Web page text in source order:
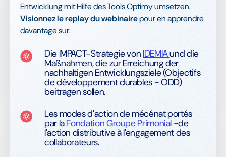
Entwicklung mit Hilfe des Tools Optimy umsetzen.
Visionnez le replay du webinairepour en apprendre
davantage sur:
Die IMPACT-Strategie von IDEMIAund die
Maßnahmen, die zur Erreichung der
nachhaltigen Entwicklungsziele (Objectifs
de développement durables - ODD)
beitragen sollen.
Les modes d'action de mécénat portés
par laFondation Groupe Primonial -de
l'action distributive à l'engagement des
collaborateurs.